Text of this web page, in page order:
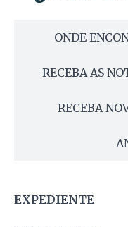
ONDE
RECEBA AS
RECEBA
EXPEDIENTE